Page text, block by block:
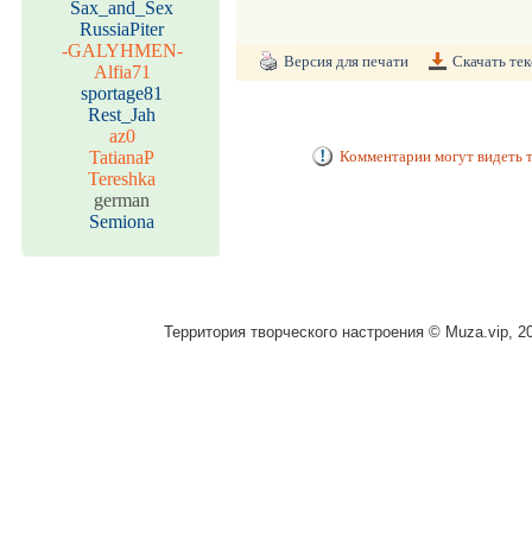
Sax_and_Sex
RussiaPiter
-GALYHMEN-
Alfia71
sportage81
Rest_Jah
az0
TatianaP
Tereshka
german
Semiona
Версия для печати Скачать
Комментарии могут видеть
Территория творческого настроения © Muza.vip,